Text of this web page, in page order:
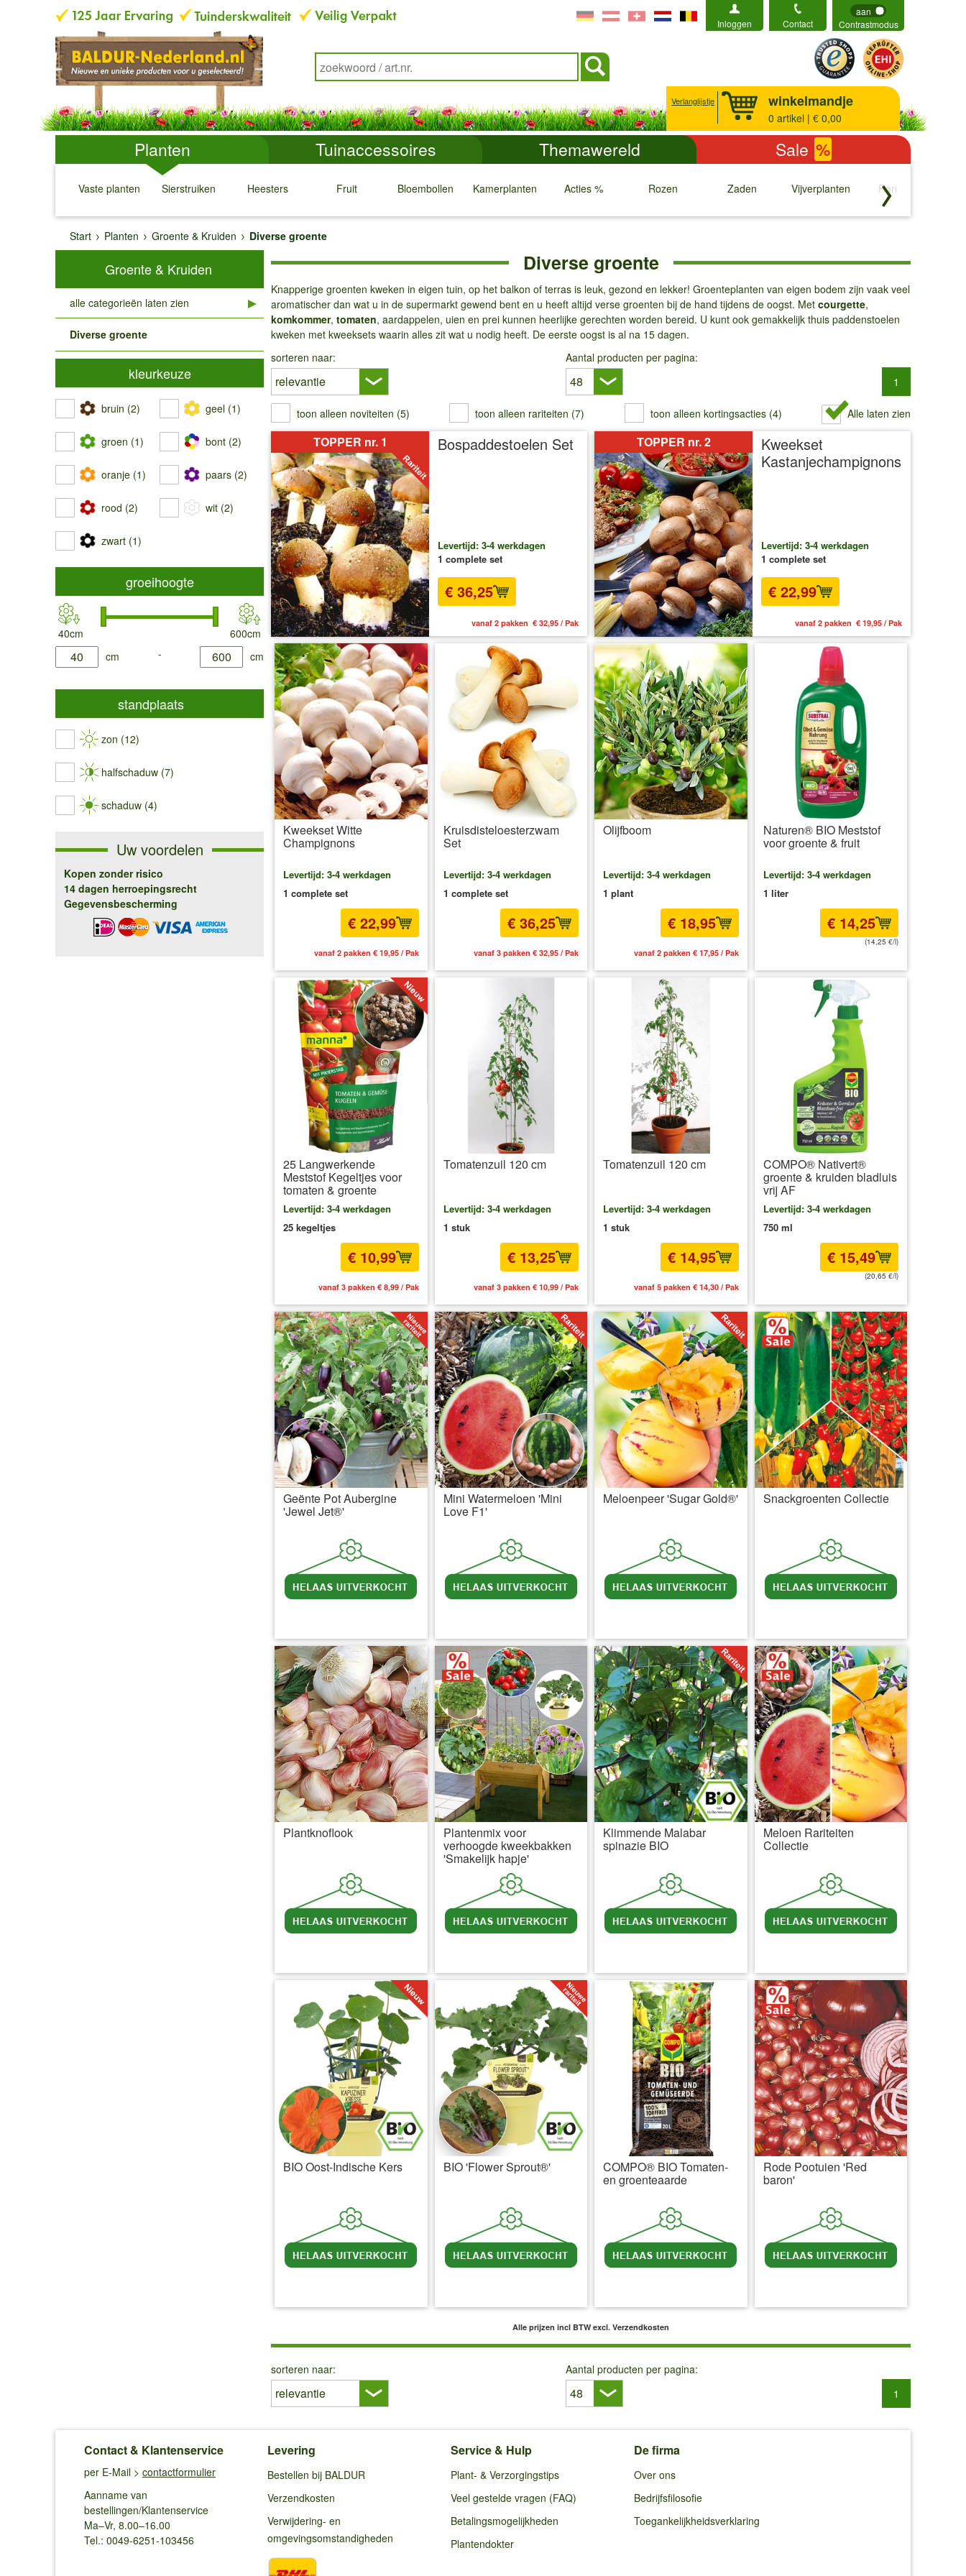
Inloggen Contact
aan
Contrastmodus
Verlanglijstje winkelmandje
0 artikel | € 0,00
Planten Tuinaccessoires Themawereld Sale %
Vaste planten
↓
Sierstruiken
↓
Heesters
↓
Fruit
↓
Bloembollen
↓
Kamerplanten
↓
Acties %
↓
Rozen
↓
Zaden
↓
Vijverplanten
↓
Rariteiten
↓
Start
Planten Groente & Kruiden Diverse groente
Diverse groente
Knapperige groenten kweken in eigen tuin, op het balkon of terras is leuk, gezond en lekker! Groenteplanten van eigen bodem zijn vaak veel
aromatischer dan wat u in de supermarkt gewend bent en u heeft altijd verse groenten bij de hand tijdens de oogst. Met courgette,
komkommer, tomaten, aardappelen, uien en prei kunnen heerlijke gerechten worden bereid. U kunt ook gemakkelijk thuis paddenstoelen
kweken met kweeksets waarin alles zit wat u nodig heeft. De eerste oogst is al na 15 dagen.
sorteren naar:
Aantal producten per pagina:
1
toon alleen noviteiten (5) toon alleen rariteiten (7) toon alleen kortingsacties (4) Alle laten zien
TOPPER nr. 1 Bospaddestoelen Set
Levertijd: 3-4 werkdagen
1 complete set
€ 36,25
vanaf 2 pakken € 32,95 / Pak
TOPPER nr. 2
Kweekset
Kastanjechampignons
Levertijd: 3-4 werkdagen
1 complete set
€ 22,99
vanaf 2 pakken € 19,95 / Pak
Kweekset Witte
Champignons
Levertijd: 3-4 werkdagen
1 complete set
€ 22,99
vanaf 2 pakken € 19,95 / Pak
Kruisdisteloesterzwam
Set
Levertijd: 3-4 werkdagen
1 complete set
€ 36,25
vanaf 3 pakken € 32,95 / Pak
Olijfboom
Levertijd: 3-4 werkdagen
1 plant
€ 18,95
vanaf 2 pakken € 17,95 / Pak
Naturen® BIO Meststof
voor groente & fruit
Levertijd: 3-4 werkdagen
1 liter
€ 14,25
(14,25 €/l)
25 Langwerkende
Meststof Kegeltjes voor
tomaten & groente
Levertijd: 3-4 werkdagen
25 kegeltjes
€ 10,99
vanaf 3 pakken € 8,99 / Pak
Tomatenzuil 120 cm
Levertijd: 3-4 werkdagen
1 stuk
€ 13,25
vanaf 3 pakken € 10,99 / Pak
Tomatenzuil 120 cm
Levertijd: 3-4 werkdagen
1 stuk
€ 14,95
vanaf 5 pakken € 14,30 / Pak
COMPO® Nativert®
groente & kruiden bladluis
vrij AF
Levertijd: 3-4 werkdagen
750 ml
€ 15,49
(20,65 €/l)
Geënte Pot Aubergine
'Jewel Jet®'
Mini Watermeloen 'Mini
Love F1'
Meloenpeer 'Sugar Gold®' Snackgroenten Collectie
Plantknoflook Plantenmix voor
verhoogde kweekbakken
'Smakelijk hapje'
Klimmende Malabar
spinazie BIO
Meloen Rariteiten
Collectie
BIO Oost-Indische Kers BIO 'Flower Sprout®' COMPO® BIO Tomaten-
en groenteaarde
Rode Pootuien 'Red
baron'
Alle prijzen incl BTW excl. Verzendkosten
sorteren naar:
Aantal producten per pagina:
1
Groente & Kruiden
alle categorieën laten zien
Diverse groente
kleurkeuze
bruin (2) geel (1)
groen (1) bont (2)
oranje (1) paars (2)
rood (2) wit (2)
zwart (1)
groeihoogte
40cm
600cm
product.list.filter.height.min
cm - cm
product.list.filter.height.max
standplaats
zon (12)
halfschaduw (7)
schaduw (4)
Uw voordelen
Kopen zonder risico
14 dagen herroepingsrecht
Gegevensbescherming
Contact & Klantenservice
per E-Mail > contactformulier
Aanname van
bestellingen/Klantenservice
Ma–Vr, 8.00–16.00
Tel.: 0049-6251-103456
Levering
Bestellen bij BALDUR
Verzendkosten
Verwijdering- en
omgevingsomstandigheden
Service & Hulp
Plant- & Verzorgingstips
Veel gestelde vragen (FAQ)
Betalingsmogelijkheden
Plantendokter
De firma
Over ons
Bedrijfsfilosofie
Toegankelijkheidsverklaring